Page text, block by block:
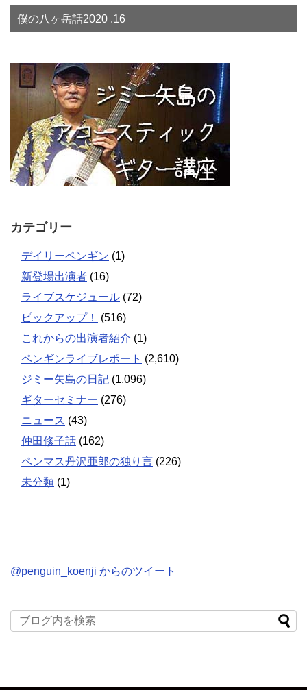
僕の八ヶ岳話2020 .16
カテゴリー
デイリーペンギン (1)
新登場出演者 (16)
ライブスケジュール (72)
ピックアップ！
(516)
これからの出演者紹介 (1)
ペンギンライブレポート (2,610)
ジミー矢島の日記 (1,096)
ギターセミナー (276)
ニュース (43)
仲田修子話 (162)
ペンマス丹沢亜郎の独り言 (226)
未分類 (1)
@penguin_koenji からのツイート